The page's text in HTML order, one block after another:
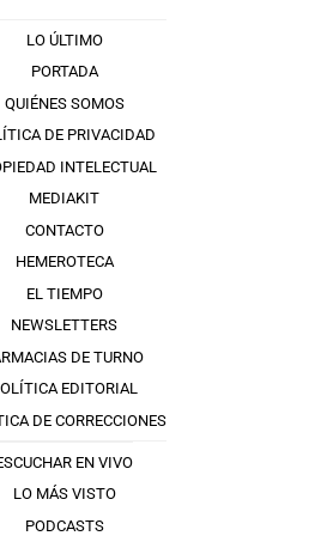
LO ÚLTIMO
PORTADA
QUIÉNES SOMOS
DE PRIVACIDAD
INTELECTUAL
MEDIAKIT
CONTACTO
HEMEROTECA
EL TIEMPO
NEWSLETTERS
DE TURNO
EDITORIAL
DE CORRECCIONES
EN VIVO
LO MÁS VISTO
PODCASTS